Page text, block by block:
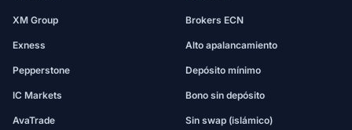
XM Group
Exness
Pepperstone
IC Markets
AvaTrade
Brokers ECN
Alto apalancamiento
Depósito mínimo
Bono sin depósito
Sin swap (islámico)